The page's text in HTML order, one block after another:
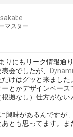
マスター
りにもリーク情報通
会でしたが、
だけはグッと来ました
とかデザインベース
拠なし）仕方がない
興味があるんですが
あとも思ってます。ま